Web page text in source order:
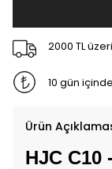
2000 TL
10 gün
Ürün
HJC C10